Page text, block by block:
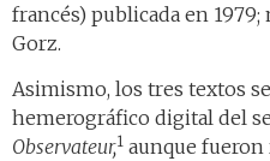
francés) publicada en
Gorz.
Asimismo, los tres textos
hemerográfico digital del
Observateur,1 aunque fueron